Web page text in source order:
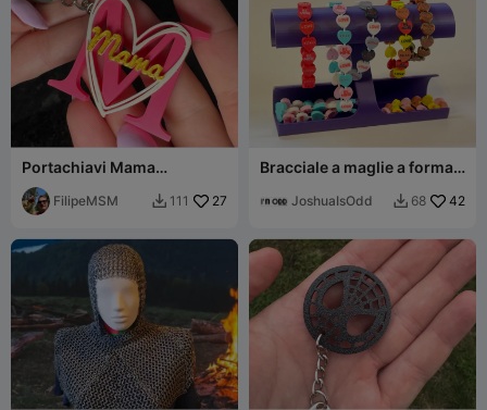
Portachiavi Mama
Stampato in 3D – Regalo
per la Festa della Mamma
FilipeMSM  111 27
Bracciale a maglie a forma
Valentino
JoshuaIsOdd  68 42